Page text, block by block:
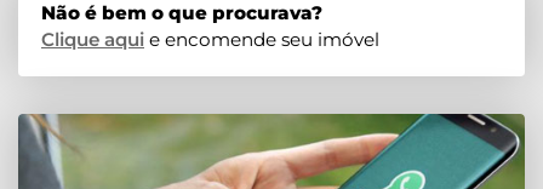
Não é bem o que procurava?
Clique aqui e encomende seu imóvel